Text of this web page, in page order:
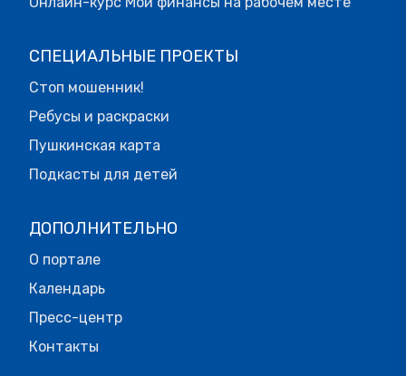
СПЕЦИАЛЬНЫЕ ПРОЕКТЫ
Стоп мошенник!
Ребусы и раскраски
Пушкинская карта
Подкасты для детей
ДОПОЛНИТЕЛЬНО
О портале
Календарь
Пресс-центр
Контакты